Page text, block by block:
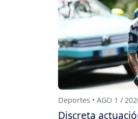
Deportes • AGO 1 /
Discreta